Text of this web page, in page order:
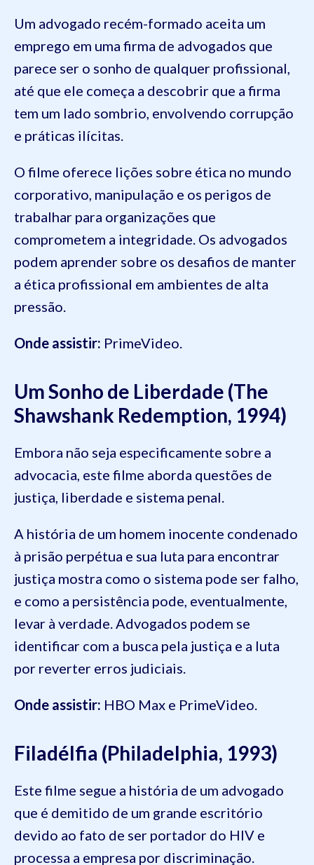
Um advogado recém-formado aceita um
emprego em uma firma de advogados que
parece ser o sonho de qualquer profissional,
até que ele começa a descobrir que a firma
tem um lado sombrio, envolvendo corrupção
e práticas ilícitas.
O filme oferece lições sobre ética no mundo
corporativo, manipulação e os perigos de
trabalhar para organizações que
comprometem a integridade. Os advogados
podem aprender sobre os desafios de manter
a ética profissional em ambientes de alta
pressão.
Onde assistir: PrimeVideo.
Um Sonho de Liberdade (The
Shawshank Redemption, 1994)
Embora não seja especificamente sobre a
advocacia, este filme aborda questões de
justiça, liberdade e sistema penal.
A história de um homem inocente condenado
à prisão perpétua e sua luta para encontrar
justiça mostra como o sistema pode ser falho,
e como a persistência pode, eventualmente,
levar à verdade. Advogados podem se
identificar com a busca pela justiça e a luta
por reverter erros judiciais.
Onde assistir: HBO Max e PrimeVideo.
Filadélfia (Philadelphia, 1993)
Este filme segue a história de um advogado
que é demitido de um grande escritório
devido ao fato de ser portador do HIV e
processa a empresa por discriminação.